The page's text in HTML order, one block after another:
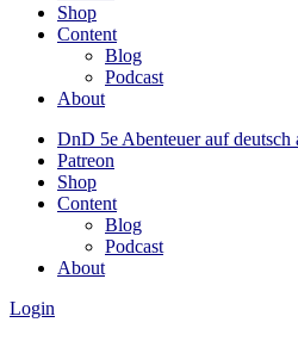
Shop
Content
Blog
Podcast
About
DnD 5e Abenteuer auf
Patreon
Shop
Content
Blog
Podcast
About
Login